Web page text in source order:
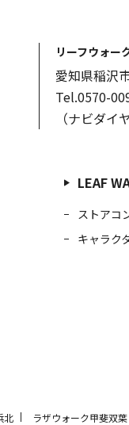
リーフウォー
愛知県稲沢
Tel.0570-
（ナビダイ
LEAF
ストアコ
キャラク
北 ラザウォーク甲斐双葉